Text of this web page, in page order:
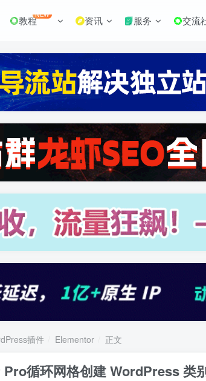
教程NEW 资讯 服务 交流
插件 Elementor 正文
循环网格创建 WordPress 类